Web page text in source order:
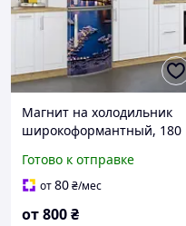
Магнит на холодильник
широкоформантный, 180
Готово к отправке
от80₴/мес
от800₴